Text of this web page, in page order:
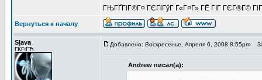
ГЊГҐГІГ®Г¤ ГЄГіГўГ Г«Г¤Г» ГЁ ГІГ ГЄГ®Г©
Вернуться к началу
Slava
ГЌГ‹ГЋ
Добавлено: Воскресенье, Апреля 6, 2008 8:55pm
Andrew писал(а):